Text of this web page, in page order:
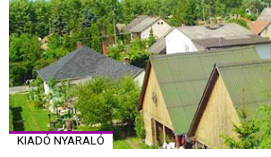
KIADÓ NYARALÓ